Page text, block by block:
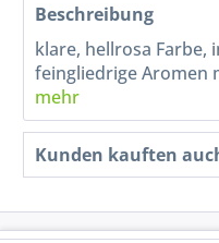
Beschreibung
klare, hellrosa Farbe,
feingliedrige Aromen
mehr
Kunden kauften